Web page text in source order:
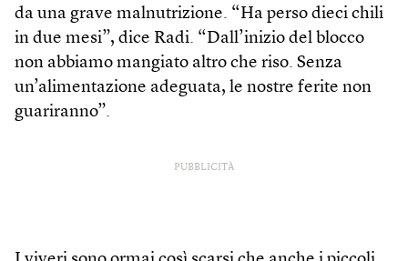
da una grave malnutrizione. “Ha perso dieci chili
in due mesi”, dice Radi. “Dall’inizio del blocco
non abbiamo mangiato altro che riso. Senza
un’alimentazione adeguata, le nostre ferite non
guariranno”.
PUBBLICITÀ